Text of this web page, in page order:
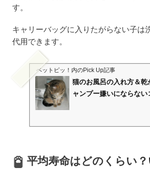
す。
キャリーバッグに入りたがらない子は
代用できます。
ペットピッ！ 内のPick Up記事
猫のお風呂の入れ方＆乾
ャンプー嫌いにならない
平均寿命はどのくらい